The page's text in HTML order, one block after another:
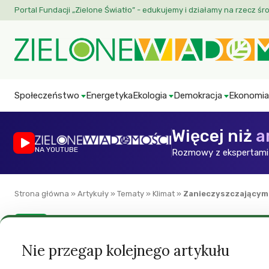
Portal Fundacji „Zielone Światło” - edukujemy i działamy na rzecz
Społeczeństwo EnergetykaEkologia Demokracja Ekonomia
NA YOUTUBE
Więcej niż
Rozmowy z
Strona główna » Artykuły » Tematy » Klimat »
Nie przegap kolejnego artykułu